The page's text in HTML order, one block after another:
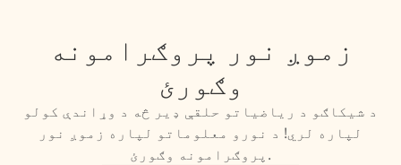
زموږ نور پروګرامونه
وګورئ
د شیکاګو د ریاضیاتو حلقې ډیر څه د وړاندې کولو
لپاره لري! د نورو معلوماتو لپاره زموږ نور
پروګرامونه وګورئ.